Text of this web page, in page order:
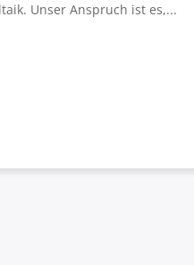
Unser Anspruch ist es,...